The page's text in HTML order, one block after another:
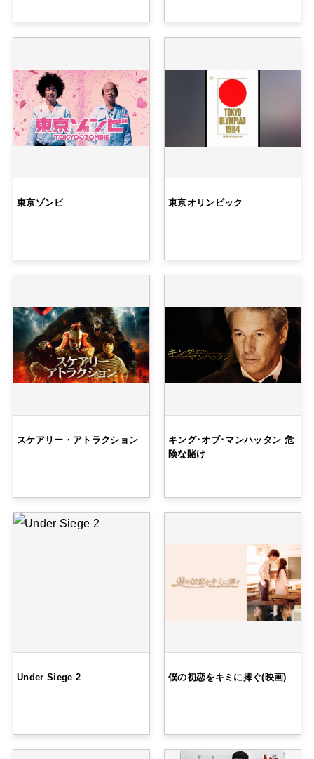
東京ゾンビ 東京オリンピック
スケアリー・アトラクション
キング･オブ･マンハッタン 危
険な賭け
Under Siege 2 僕の初恋をキミに捧ぐ(映画)